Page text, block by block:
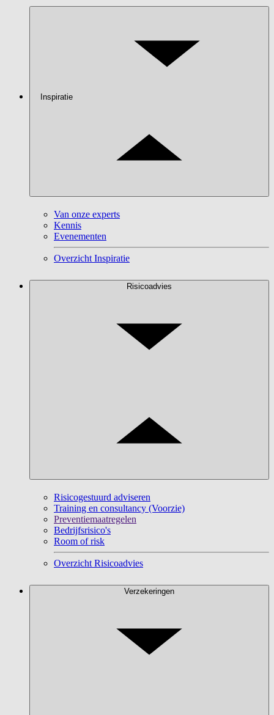
Inspiratie
Van onze experts
Kennis
Evenementen
Overzicht Inspiratie
Risicoadvies
Risicogestuurd adviseren
Training en consultancy (Voorzie)
Preventiemaatregelen
Bedrijfsrisico's
Room of risk
Overzicht Risicoadvies
Verzekeringen